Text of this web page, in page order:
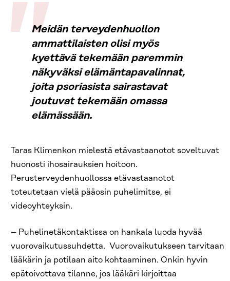
Meidän terveydenhuollon
ammattilaisten olisi myös
kyettävä tekemään paremmin
näkyväksi elämäntapavalinnat,
joita psoriasista sairastavat
joutuvat tekemään omassa
elämässään.
Taras Klimenkon mielestä etävastaanotot soveltuvat
huonosti ihosairauksien hoitoon.
Perusterveydenhuollossa etävastaanotot
toteutetaan vielä pääosin puhelimitse, ei
videoyhteyksin.
– Puhelinetäkontaktissa on hankala luoda hyvää
vuorovaikutussuhdetta. Vuorovaikutukseen tarvitaan
lääkärin ja potilaan aito kohtaaminen. Onkin hyvin
epätoivottava tilanne, jos lääkäri kirjoittaa